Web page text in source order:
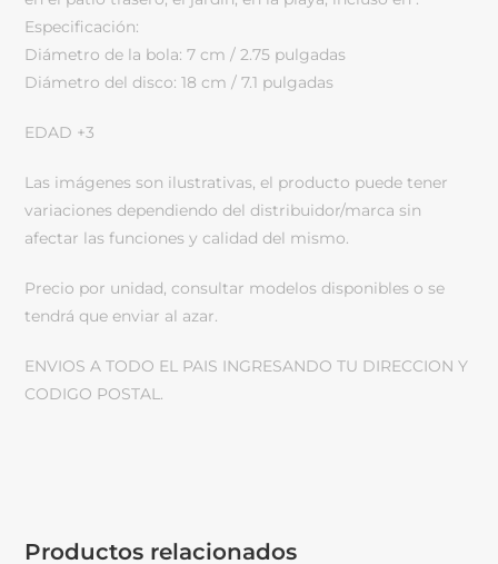
Especificación:
Diámetro de la bola: 7 cm / 2.75 pulgadas
Diámetro del disco: 18 cm / 7.1 pulgadas
EDAD +3
Las imágenes son ilustrativas, el producto puede tener
variaciones dependiendo del distribuidor/marca sin
afectar las funciones y calidad del mismo.
Precio por unidad, consultar modelos disponibles o se
tendrá que enviar al azar.
ENVIOS A TODO EL PAIS INGRESANDO TU DIRECCION Y
CODIGO POSTAL.
Productos relacionados